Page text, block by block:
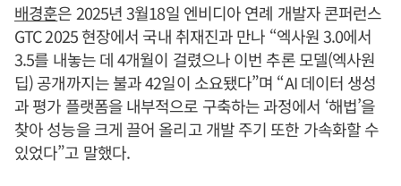
배경훈은 2025년 3월18일 엔비디아 연례 개발자 콘퍼런스
GTC 2025 현장에서 국내 취재진과 만나 “엑사원 3.0에서
3.5를 내놓는 데 4개월이 걸렸으나 이번 추론 모델(엑사원
딥) 공개까지는 불과 42일이 소요됐다”며 “AI 데이터 생성
과 평가 플랫폼을 내부적으로 구축하는 과정에서 ‘해법’을
찾아 성능을 크게 끌어 올리고 개발 주기 또한 가속화할 수
있었다”고 말했다.